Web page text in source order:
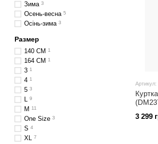
3 299
Зима 3
Осень-весна 5
Осінь-зима 3
Размер
140 CM 1
164 CM 1
3 1
4 1
5 3
L 9
M 11
One Size 3
S 4
XL 7